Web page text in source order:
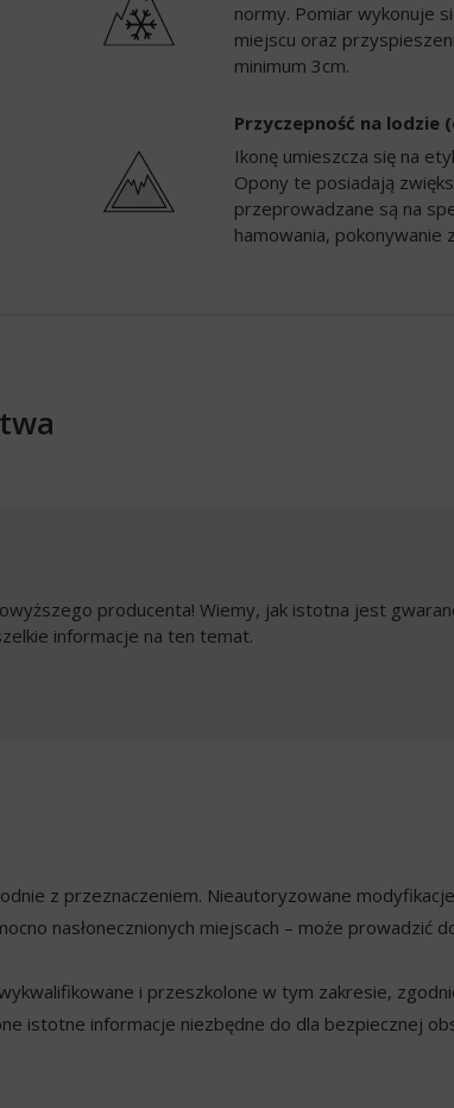
normy. Pomiar wykonuje
miejscu oraz
minimum 3cm.
Przyczepność na lodzie
Ikonę umieszcza się na
Opony te posiadają
przeprowadzane są na
hamowania,
producenta! Wiemy, jak istotna jest
informacje na ten temat.
z przeznaczeniem. Nieautoryzowane
nasłonecznionych miejscach – może prowadzić
i przeszkolone w tym zakresie,
istotne informacje niezbędne do dla bezpiecznej